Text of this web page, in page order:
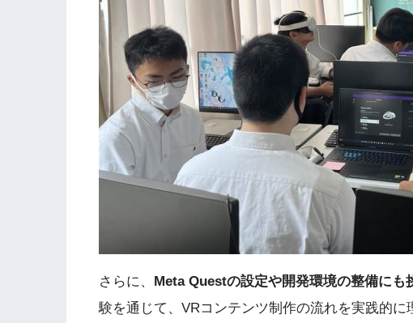
さらに、 Meta Questの設定や開発環境の整備にも
験を通じて、VRコンテンツ制作の流れを実践的